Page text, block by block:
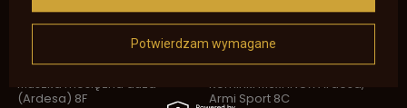
Muszka mosiężna duża
(Ardesa) 8F
Kominki M6x1 INOX Ardesa,
Armi Sport 8C
Potwierdzam wymagane